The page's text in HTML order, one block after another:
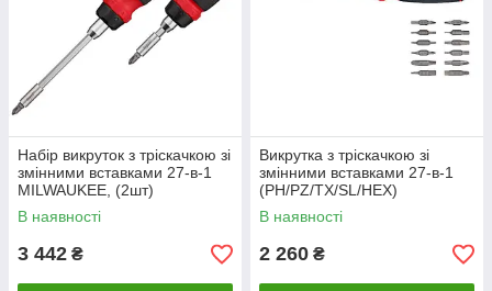
Набір викруток з тріскачкою зі
змінними вставками 27-в-1
MILWAUKEE, (2шт)
В наявності
3 442 ₴
Викрутка з тріскачкою зі
змінними вставками 27-в-1
(PH/PZ/TX/SL/HEX)
MILWAUKEE
В наявності
2 260 ₴